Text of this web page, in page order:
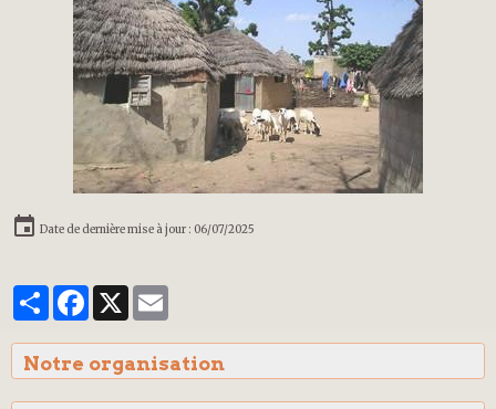
Date de dernière mise à jour : 06/07/2025
PartagerFacebook
Notre organisation